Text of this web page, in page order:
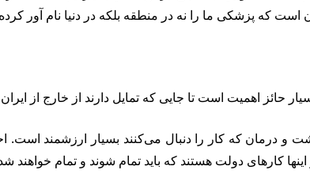
که پزشکی ما را نه در منطقه بلکه در دنیا نام آور
اهمیت است تا جایی که تمایل دارند از خارج از ایران
که کار را دنبال می‌کنند بسیار ارزشمند است.
کارهای دولت هستند که باید تمام شوند و تمام خواهند